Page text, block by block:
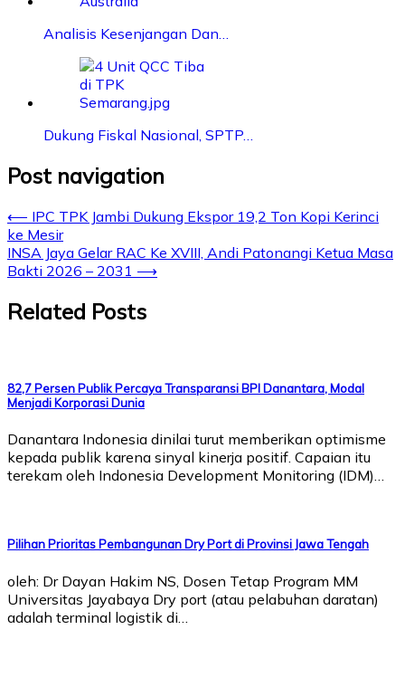
Analisis Kesenjangan Dan…
Dukung Fiskal Nasional, SPTP…
Post navigation
⟵ IPC TPK Jambi Dukung Ekspor 19,2 Ton Kopi Kerinci
ke Mesir
INSA Jaya Gelar RAC Ke XVIII, Andi Patonangi Ketua Masa
Bakti 2026 – 2031 ⟶
Related Posts
82,7 Persen Publik Percaya Transparansi BPI Danantara, Modal
Menjadi Korporasi Dunia
Danantara Indonesia dinilai turut memberikan optimisme
kepada publik karena sinyal kinerja positif. Capaian itu
terekam oleh Indonesia Development Monitoring (IDM)…
Pilihan Prioritas Pembangunan Dry Port di Provinsi Jawa Tengah
oleh: Dr Dayan Hakim NS, Dosen Tetap Program MM
Universitas Jayabaya Dry port (atau pelabuhan daratan)
adalah terminal logistik di…